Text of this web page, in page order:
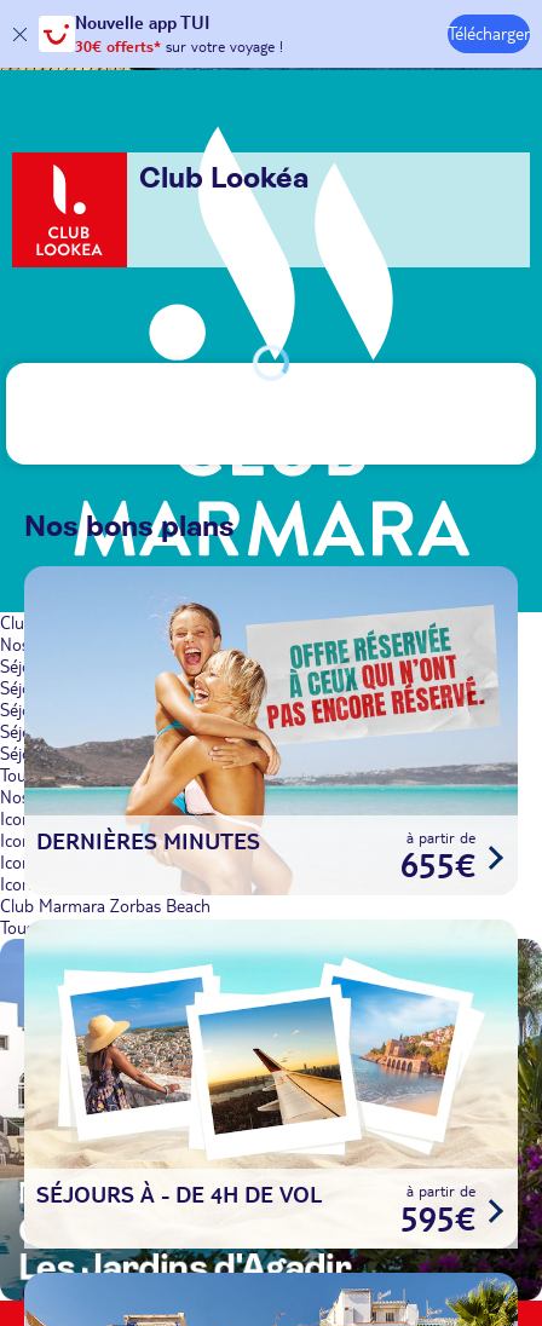
Nouvelle app TUI
30€ offerts*sur votre
avec le code :HAPPYAPP
Télécharger
Hôtels & Clubs
Club Marmara
Nos Top destinations
Séjours Grèce
Séjours Espagne
Séjours Maroc
Séjours Bulgarie
Séjours France
Toutes nos destinations
Nos Best-sellers
Iconique Club Marmara Doreta Beach
Iconique Club Marmara Del Mar
Iconique Club Marmara Sicilia
Iconique Club Marmara Grand Bleu
Club Marmara Zorbas Beach
Tous nos Best-sellers
Club Lookéa
Nos bons plans
DERNIÈRES MINUTES à partir de
655€
SÉJOURS À - DE 4H DE VOL à partir de
595€